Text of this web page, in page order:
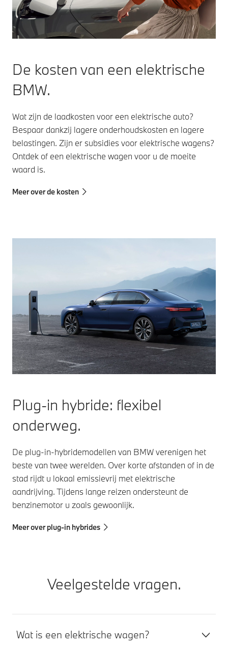
De kosten van een elektrische
BMW.
Wat zijn de laadkosten voor een elektrische auto?
Bespaar dankzij lagere onderhoudskosten en lagere
belastingen. Zijn er subsidies voor elektrische wagens?
Ontdek of een elektrische wagen voor u de moeite
waard is.
Meer over de kosten
Plug-in hybride: flexibel
onderweg.
De plug-in-hybridemodellen van BMW verenigen het
beste van twee werelden. Over korte afstanden of in de
stad rijdt u lokaal emissievrij met elektrische
aandrijving. Tijdens lange reizen ondersteunt de
benzinemotor u zoals gewoonlijk.
Meer over plug-in hybrides
Veelgestelde vragen.
Wat is een elektrische wagen?